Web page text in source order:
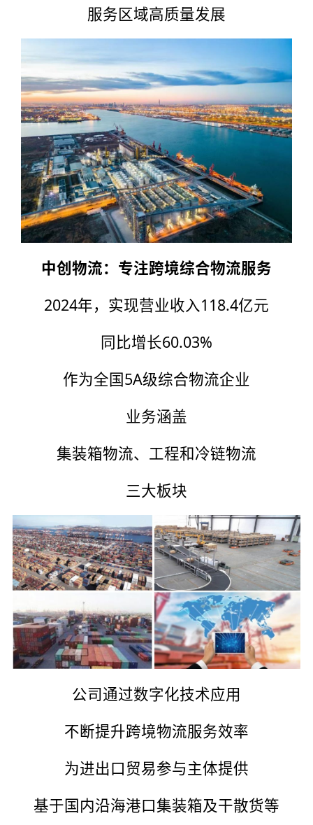
服务区域高质量发展
中创物流：专注跨境综合物流服务
2024年，实现营业收入118.4亿元
同比增长60.03%
作为全国5A级综合物流企业
业务涵盖
集装箱物流、工程和冷链物流
三大板块
公司通过数字化技术应用
不断提升跨境物流服务效率
为进出口贸易参与主体提供
基于国内沿海港口集装箱及干散货等